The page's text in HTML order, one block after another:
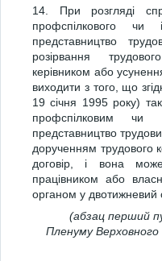
14. При розгляді
профспілкового чи
представництво
розірвання
керівником або
виходити з того, що
19 січня 1995 року)
профспілковим чи
представництво
дорученням трудового
договір, і вона
працівником або
органом у двотижневий
(абзац перший
Пленуму